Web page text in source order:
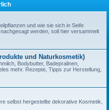
und wie sie sich in Seife
werden, soll hier versammelt
und Naturkosmetik)
Bodybutter, Badepralinen,
mehr. Rezepte, Tipps zur Herstellung,
selbst hergestellte dekorative Kosmetik,